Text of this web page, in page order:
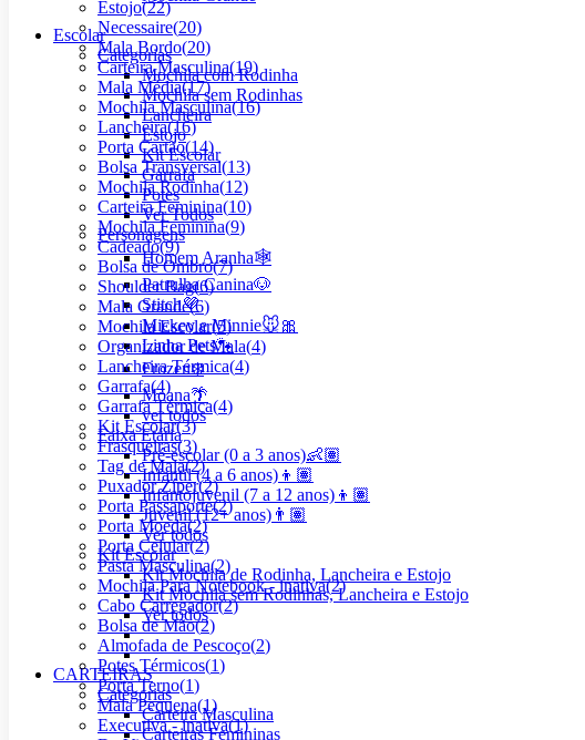
Escolar
Categorias
Mochila com Rodinha
Mochila sem Rodinhas
Lancheira
Estojo
Kit Escolar
Garrafa
Potes
Ver Todos
Personagens
Homem Aranha🕸️
Patrulha Canina🐶
Stitch💜
Mickey e Minnie🐭🎀
Linha Pets🐾
Frozen❄️
Moana🌴
ver todos
Faixa Etária
Pré-escolar (0 a 3 anos)👶🏽
Infantil (4 a 6 anos)👦🏽
Infantojuvenil (7 a 12 anos)👦🏽
Juvenil (12+ anos)👨🏽
Ver todos
Kit Escolar
Kit Mochila de Rodinha, Lancheira e Estojo
Kit Mochila sem Rodinhas, Lancheira e Estojo
Ver todos
CARTEIRAS
Categorias
Carteira Masculina
Carteiras Femininas
Estojo(22)
Necessaire(20)
Mala Bordo(20)
Carteira Masculina(19)
Mala Média(17)
Mochila Masculina(16)
Lancheira(16)
Porta Cartão(14)
Bolsa Transversal(13)
Mochila Rodinha(12)
Carteira Feminina(10)
Mochila Feminina(9)
Cadeado(9)
Bolsa de Ombro(7)
Shoulder Bag(6)
Mala Grande(6)
Mochila Escolar(5)
Organizador de Mala(4)
Lancheira Térmica(4)
Garrafa(4)
Garrafa Térmica(4)
Kit Escolar(3)
Frasqueiras(3)
Tag de Mala(2)
Puxador Zíper(2)
Porta Passaporte(2)
Porta Moeda(2)
Porta Celular(2)
Pasta Masculina(2)
Mochila Para Notebook - inativa(2)
Cabo Carregador(2)
Bolsa de Mão(2)
Almofada de Pescoço(2)
Potes Térmicos(1)
Porta Terno(1)
Mala Pequena(1)
Executiva - inativa(1)